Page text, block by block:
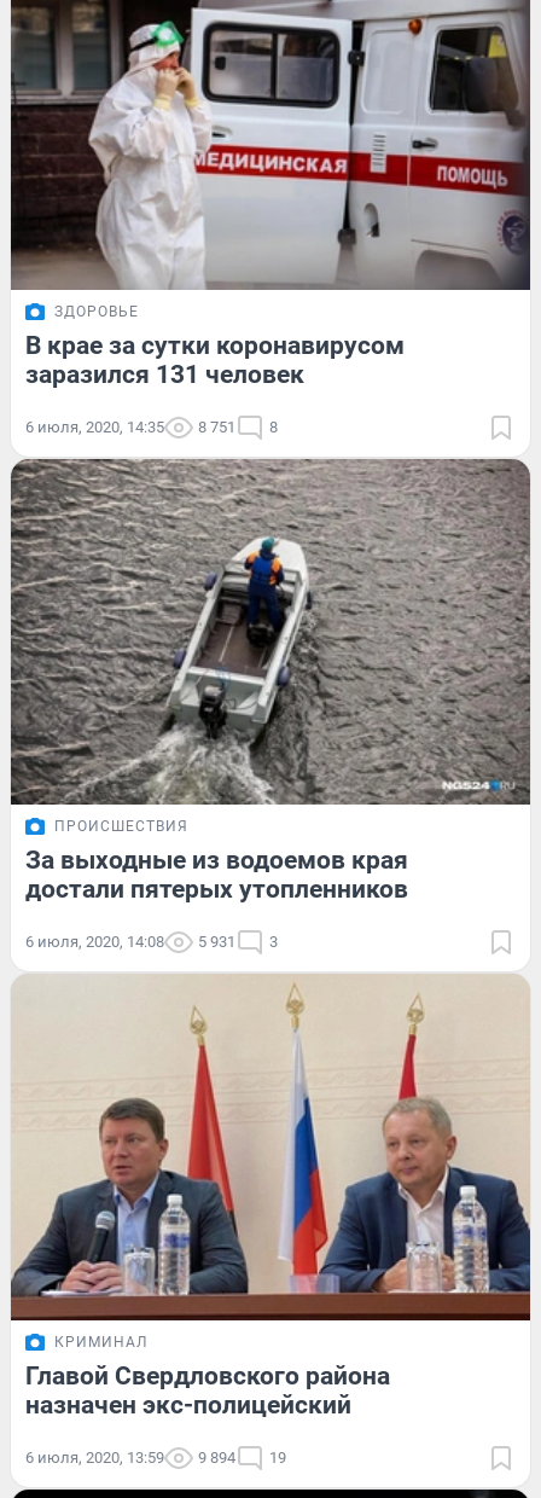
ЗДОРОВЬЕ
В крае за сутки коронавирусом
заразился 131 человек
6 июля, 2020, 14:35 8 751 8
ПРОИСШЕСТВИЯ
За выходные из водоемов края
достали пятерых утопленников
6 июля, 2020, 14:08 5 931 3
КРИМИНАЛ
Главой Свердловского района
назначен экс-полицейский
6 июля, 2020, 13:59 9 894 19